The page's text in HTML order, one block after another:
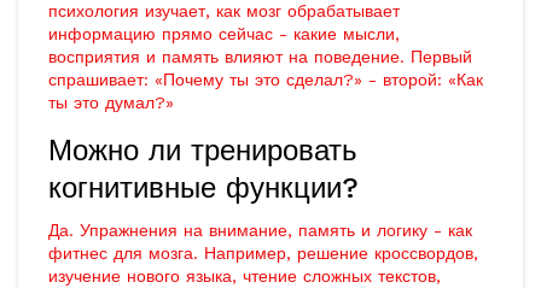
психология изучает, как мозг обрабатывает
информацию прямо сейчас - какие мысли,
восприятия и память влияют на поведение. Первый
спрашивает: «Почему ты это сделал?» - второй: «Как
ты это думал?»
Можно ли тренировать
когнитивные функции?
Да. Упражнения на внимание, память и логику - как
фитнес для мозга. Например, решение кроссвордов,
изучение нового языка, чтение сложных текстов,